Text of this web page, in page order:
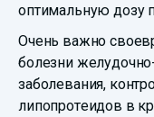
оптимальную дозу
Очень важно
болезни
заболевания,
липопротеидов в